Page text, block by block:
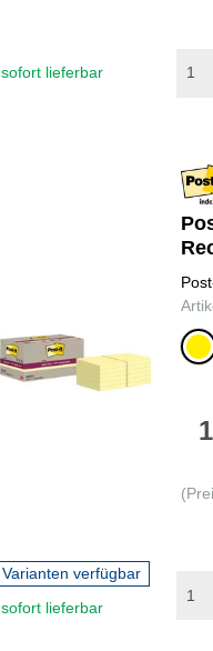
sofort lieferbar
H)
Varianten verfügbar
sofort lieferbar